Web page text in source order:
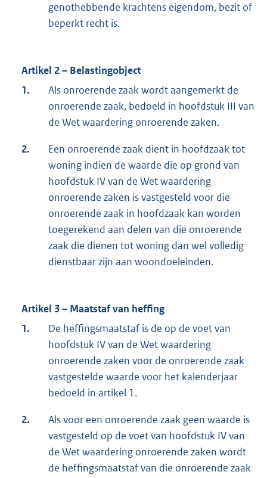
genothebbende krachtens eigendom, bezit of
beperkt recht is.
Artikel 2 – Belastingobject
1.
Als onroerende zaak wordt aangemerkt de
onroerende zaak, bedoeld in hoofdstuk III van
de Wet waardering onroerende zaken.
2.
Een onroerende zaak dient in hoofdzaak tot
woning indien de waarde die op grond van
hoofdstuk IV van de Wet waardering
onroerende zaken is vastgesteld voor die
onroerende zaak in hoofdzaak kan worden
toegerekend aan delen van die onroerende
zaak die dienen tot woning dan wel volledig
dienstbaar zijn aan woondoeleinden.
Artikel 3 – Maatstaf van heffing
1.
De heffingsmaatstaf is de op de voet van
hoofdstuk IV van de Wet waardering
onroerende zaken voor de onroerende zaak
vastgestelde waarde voor het kalenderjaar
bedoeld in artikel 1.
2.
Als voor een onroerende zaak geen waarde is
vastgesteld op de voet van hoofdstuk IV van
de Wet waardering onroerende zaken wordt
de heffingsmaatstaf van die onroerende zaak